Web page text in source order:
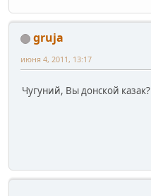
gruja
июня 4, 2011, 13:17
Чугуний, Вы донской казак?